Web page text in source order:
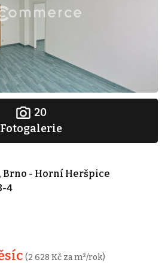
20
Fotogalerie
Brno - Horní Heršpice
4
(2 628 Kč za m²/rok)